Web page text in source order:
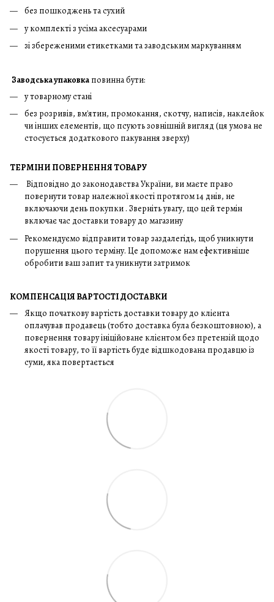
без пошкоджень та сухий
у комплекті з усіма аксесуарами
зі збереженими етикетками та заводським маркуванням
Заводська упаковка повинна бути:
у товарному стані
без розривів, вм'ятин, промокання, скотчу, написів, наклейок
чи інших елементів, що псують зовнішній вигляд (ця умова не
стосується додаткового пакування зверху)
ТЕРМІНИ ПОВЕРНЕННЯ ТОВАРУ
Відповідно до законодавства України, ви маєте право
повернути товар належної якості протягом 14 днів, не
включаючи день покупки . Зверніть увагу, що цей термін
включає час доставки товару до магазину
Рекомендуємо відправити товар заздалегідь, щоб уникнути
порушення цього терміну. Це допоможе нам ефективніше
обробити ваш запит та уникнути затримок
КОМПЕНСАЦІЯ ВАРТОСТІ ДОСТАВКИ
Якщо початкову вартість доставки товару до клієнта
оплачував продавець (тобто доставка була безкоштовною), а
повернення товару ініційоване клієнтом без претензій щодо
якості товару, то її вартість буде відшкодована продавцю із
суми, яка повертається